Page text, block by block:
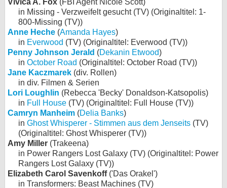
Vivica A. Fox (FBI Agent Nicole Scott)
in Missing - Verzweifelt gesucht (TV) (Originaltitel: 1-
800-Missing (TV))
Anne Heche (Amanda Hayes)
in Everwood (TV) (Originaltitel: Everwood (TV))
Penny Johnson Jerald (Dekanin Etwood)
in October Road (Originaltitel: October Road (TV))
Jane Kaczmarek (div. Rollen)
in div. Filmen & Serien
Lori Loughlin (Rebecca 'Becky' Donaldson-Katsopolis)
in Full House (TV) (Originaltitel: Full House (TV))
Camryn Manheim (Delia Banks)
in Ghost Whisperer - Stimmen aus dem Jenseits (TV)
(Originaltitel: Ghost Whisperer (TV))
Amy Miller (Trakeena)
in Power Rangers Lost Galaxy (TV) (Originaltitel: Power
Rangers Lost Galaxy (TV))
Elizabeth Carol Savenkoff('Das Orakel')
in Transformers: Beast Machines (TV)